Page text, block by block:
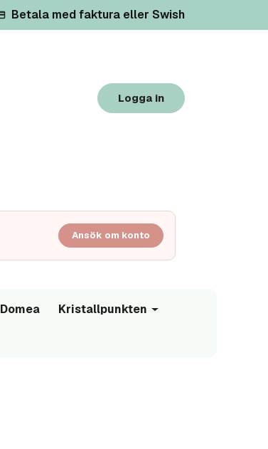
Betala med faktura eller Swish
Logga in
Ansök om konto
Domea
Kristallpunkten